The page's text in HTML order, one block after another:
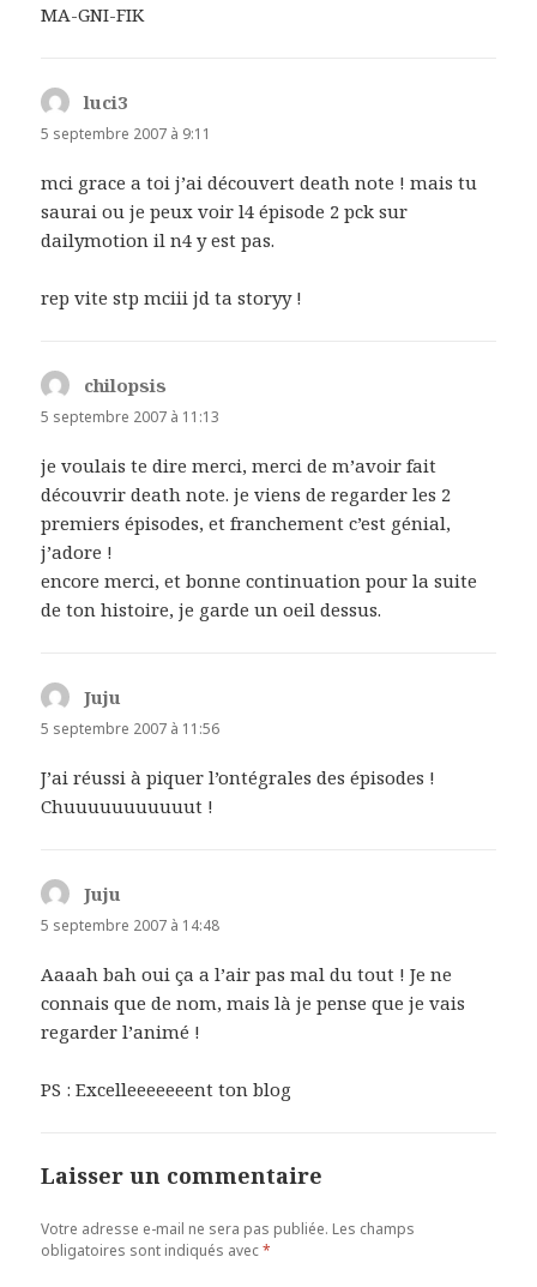
MA-GNI-FIK
luci3
5 septembre 2007 à 9:11
mci grace a toi j’ai découvert death note ! mais tu
saurai ou je peux voir l4 épisode 2 pck sur
dailymotion il n4 y est pas.
rep vite stp mciii jd ta storyy !
chilopsis
5 septembre 2007 à 11:13
je voulais te dire merci, merci de m’avoir fait
découvrir death note. je viens de regarder les 2
premiers épisodes, et franchement c’est génial,
j’adore !
encore merci, et bonne continuation pour la suite
de ton histoire, je garde un oeil dessus.
Juju
5 septembre 2007 à 11:56
J’ai réussi à piquer l’ontégrales des épisodes !
Chuuuuuuuuuuut !
Juju
5 septembre 2007 à 14:48
Aaaah bah oui ça a l’air pas mal du tout ! Je ne
connais que de nom, mais là je pense que je vais
regarder l’animé !
PS : Excelleeeeeeent ton blog
Laisser un commentaire
Votre adresse e-mail ne sera pas publiée. Les champs
obligatoires sont indiqués avec*